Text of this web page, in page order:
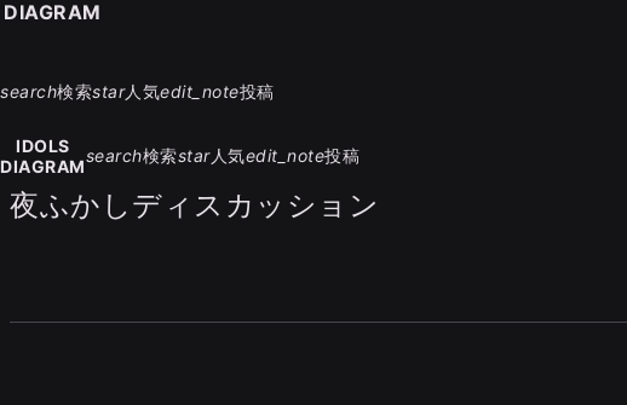
search検索star人気edit_note投稿
IDOLS
DIAGRAM
search検索star人気edit_note投稿
夜ふかしディスカッション